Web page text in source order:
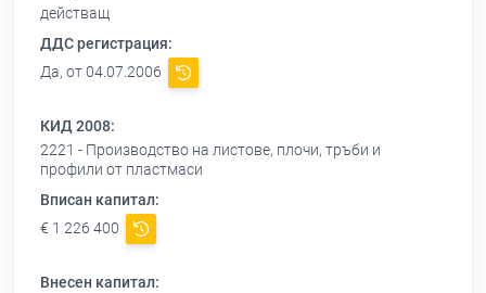
действащ
ДДС регистрация:
Да, от 04.07.2006
КИД 2008:
2221 - Производство на листове, плочи, тръби и
профили от пластмаси
Вписан капитал:
€ 1 226 400
Внесен капитал: